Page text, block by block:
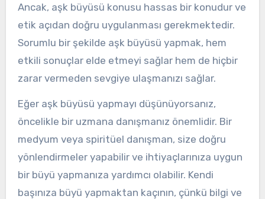
Ancak, aşk büyüsü konusu hassas bir konudur ve
etik açıdan doğru uygulanması gerekmektedir.
Sorumlu bir şekilde aşk büyüsü yapmak, hem
etkili sonuçlar elde etmeyi sağlar hem de hiçbir
zarar vermeden sevgiye ulaşmanızı sağlar.
Eğer aşk büyüsü yapmayı düşünüyorsanız,
öncelikle bir uzmana danışmanız önemlidir. Bir
medyum veya spiritüel danışman, size doğru
yönlendirmeler yapabilir ve ihtiyaçlarınıza uygun
bir büyü yapmanıza yardımcı olabilir. Kendi
başınıza büyü yapmaktan kaçının, çünkü bilgi ve